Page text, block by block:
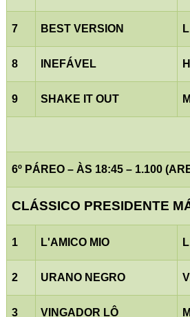
7 BEST VERSION
8 INEFÁVEL
9 SHAKE IT OUT
6º PÁREO – ÀS 18:45 – 1.100
CLÁSSICO PRESIDENTE
1 L'AMICO MIO
2 URANO NEGRO
3 VINGADOR LÔ